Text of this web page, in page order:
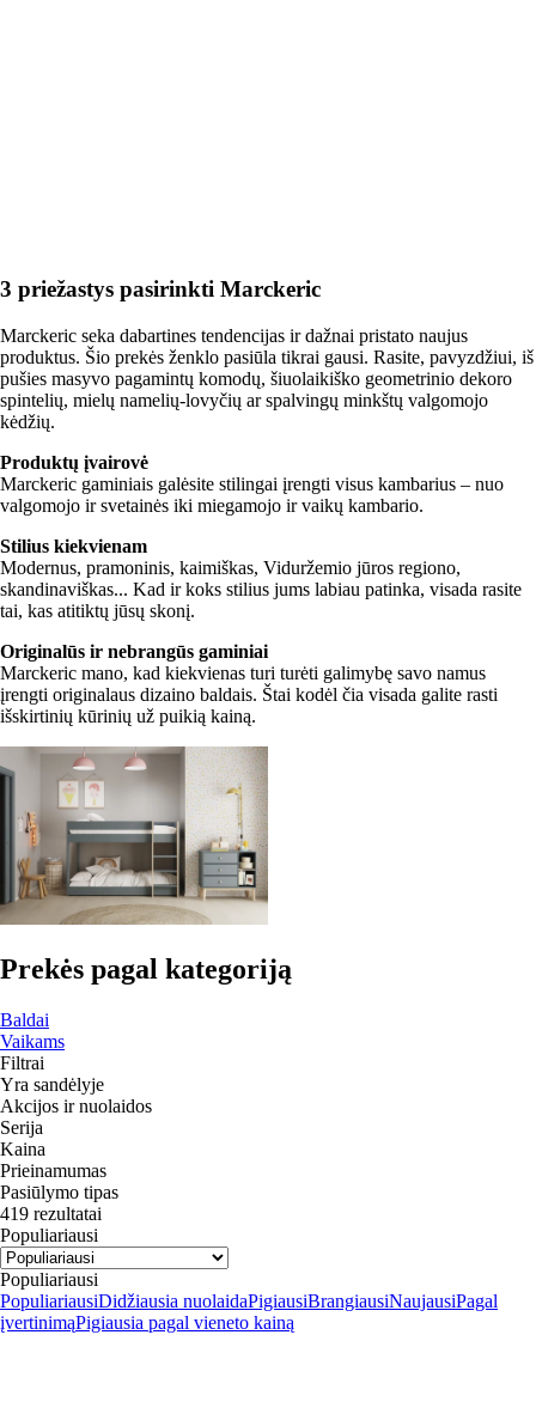
3 priežastys pasirinkti Marckeric
Marckeric seka dabartines tendencijas ir dažnai pristato naujus
produktus. Šio prekės ženklo pasiūla tikrai gausi. Rasite, pavyzdžiui, iš
pušies masyvo pagamintų komodų, šiuolaikiško geometrinio dekoro
spintelių, mielų namelių-lovyčių ar spalvingų minkštų valgomojo
kėdžių.
Produktų įvairovė
Marckeric gaminiais galėsite stilingai įrengti visus kambarius – nuo
valgomojo ir svetainės iki miegamojo ir vaikų kambario.
Stilius kiekvienam
Modernus, pramoninis, kaimiškas, Viduržemio jūros regiono,
skandinaviškas... Kad ir koks stilius jums labiau patinka, visada rasite
tai, kas atitiktų jūsų skonį.
Originalūs ir nebrangūs gaminiai
Marckeric mano, kad kiekvienas turi turėti galimybę savo namus
įrengti originalaus dizaino baldais. Štai kodėl čia visada galite rasti
išskirtinių kūrinių už puikią kainą.
Prekės pagal kategoriją
Baldai
Vaikams
Filtrai
Yra sandėlyje
Akcijos ir nuolaidos
Serija
Kaina
Prieinamumas
Pasiūlymo tipas
419 rezultatai
Populiariausi
Populiariausi
PopuliariausiDidžiausia nuolaidaPigiausiBrangiausiNaujausiPagal
įvertinimąPigiausia pagal vieneto kainą